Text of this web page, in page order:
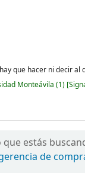
que hacer ni decir
Monteávila (1)
estás
de